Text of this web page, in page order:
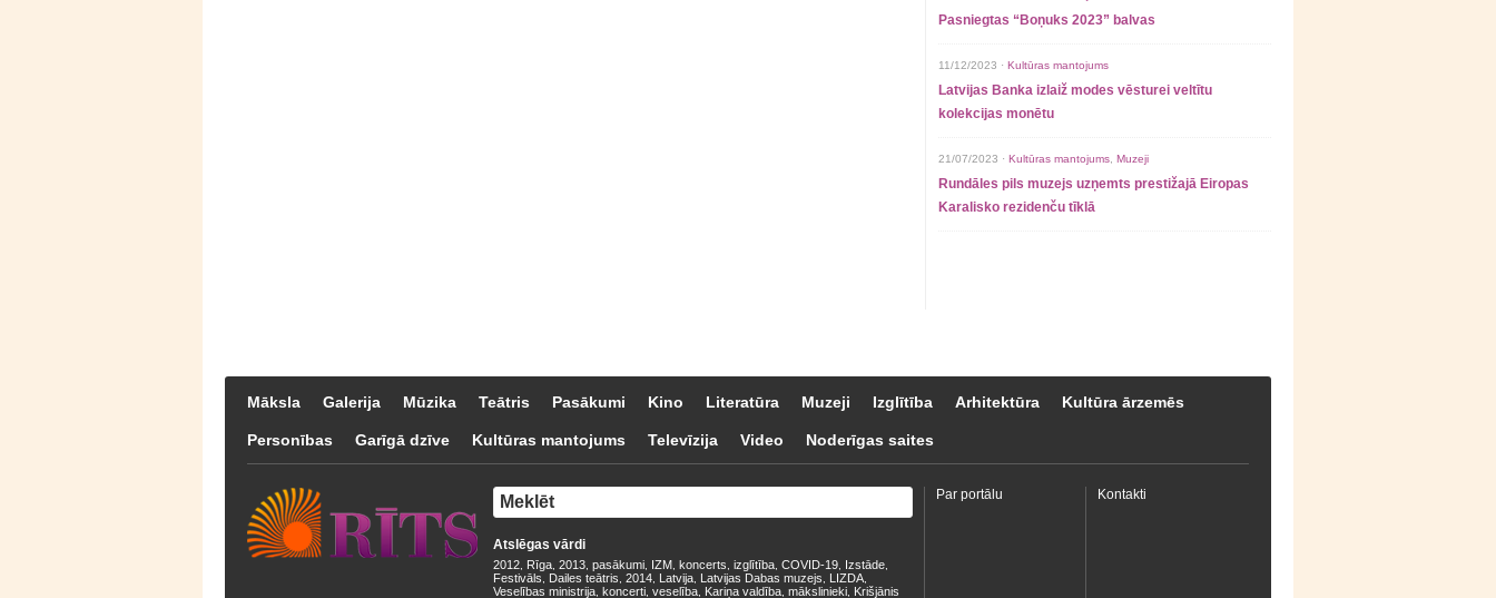
Pasniegtas “Boņuks 2023” balvas
11/12/2023 · Kultūras mantojums
Latvijas Banka izlaiž modes vēsturei veltītu
kolekcijas monētu
21/07/2023 · Kultūras mantojums Muzeji
Rundāles pils muzejs uzņemts prestižajā Eiropas
Karalisko rezidenču tīklā
Māksla Galerija Mūzika Teātris Pasākumi Kino Literatūra Muzeji Izglītība Arhitektūra Kultūra ārzemēs
Personības Garīgā dzīve Kultūras mantojums Televīzija Video Noderīgas saites
Atslēgas vārdi
2012 Rīga 2013 pasākumi IZM koncerts izglītība COVID-19 Izstāde
Festivāls Dailes teātris 2014 Latvija Latvijas Dabas muzejs LIZDA
Veselības ministrija koncerti veselība Kariņa valdība mākslinieki Krišjānis
Par portālu Kontakti